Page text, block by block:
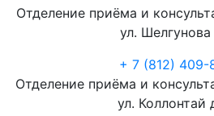
Отделение приёма и
ул. Шелгунова
+ 7 (812) 409-
Отделение приёма и
ул. Коллонтай